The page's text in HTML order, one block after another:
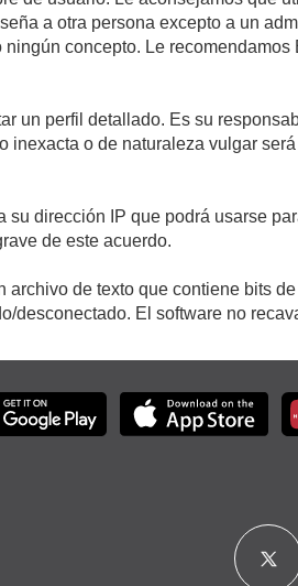
a otra persona excepto a un
concepto. Le
un perfil detallado. Es su
inexacta o de naturaleza vulgar
dirección IP que podrá usarse
de este acuerdo.
de texto que contiene bits
desconectado. El software no